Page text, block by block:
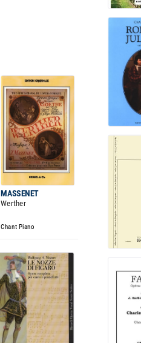
MASSENET
Werther
Chant Piano